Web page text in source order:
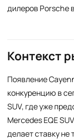
дилеров Porsche
Контекст
Появление
конкуренцию в
SUV, где уже
Mercedes EQE
делает ставку не